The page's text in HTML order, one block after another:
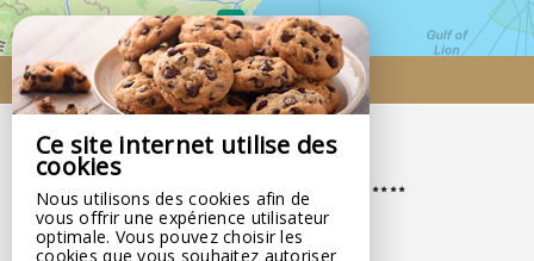
Ce site internet utilise des
cookies
Nous utilisons des cookies afin de
vous offrir une expérience utilisateur
optimale. Vous pouvez choisir les
cookies que vous souhaitez autoriser
Venir chez nous
DOMAINE SAINTE SUZANNE
Domaine Sainte Suzanne,
34480 PUIMISSON - FRANCE